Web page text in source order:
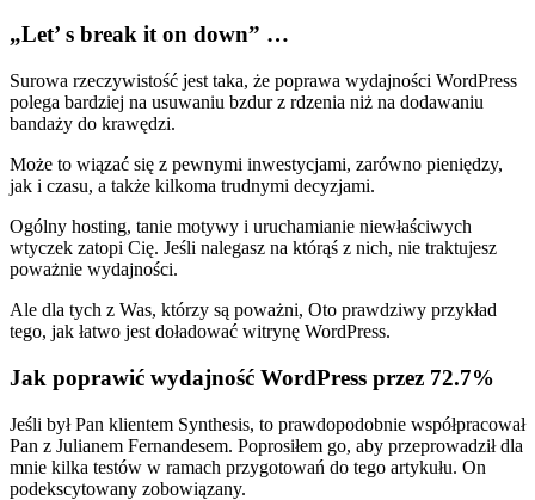
„Let’ s break it on down” …
Surowa rzeczywistość jest taka, że poprawa wydajności WordPress
polega bardziej na usuwaniu bzdur z rdzenia niż na dodawaniu
bandaży do krawędzi.
Może to wiązać się z pewnymi inwestycjami, zarówno pieniędzy,
jak i czasu, a także kilkoma trudnymi decyzjami.
Ogólny hosting, tanie motywy i uruchamianie niewłaściwych
wtyczek zatopi Cię. Jeśli nalegasz na którąś z nich, nie traktujesz
poważnie wydajności.
Ale dla tych z Was, którzy są poważni, Oto prawdziwy przykład
tego, jak łatwo jest doładować witrynę WordPress.
Jak poprawić wydajność WordPress przez 72.7%
Jeśli był Pan klientem Synthesis, to prawdopodobnie współpracował
Pan z Julianem Fernandesem. Poprosiłem go, aby przeprowadził dla
mnie kilka testów w ramach przygotowań do tego artykułu. On
podekscytowany zobowiązany.